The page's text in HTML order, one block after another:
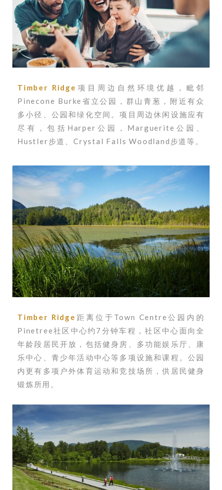
Timber Ridge 项目周边自然环境优越，毗邻
Pinecone Burke省立公园，群山青葱，附近有众
多小径、公园和绿化空间。项目 周边休闲设施应有
尽有，包括Harper公园，Marguerite公园、
Hustler步道、Crystal Falls Woodland步道等。
Timber Ridge 距离位于Town Centre公园内的
Pinetree社区中心约7分钟车程，社区中心面向全
年龄段居民开放，包括健身房、多功能娱乐厅、康
乐中心、青少年活动中心等多项设施和课程。公园
内更有多项户外体育运动和竞技场所，供居民健身
锻炼所用。